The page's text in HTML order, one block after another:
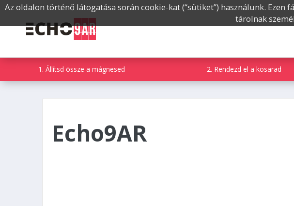
Az oldalon történő látogatása során cookie-kat (“sütiket”) használunk.
tárolnak
1. Állítsd össze a mágnesed 2. Rendezd el a kosarad
Echo9AR